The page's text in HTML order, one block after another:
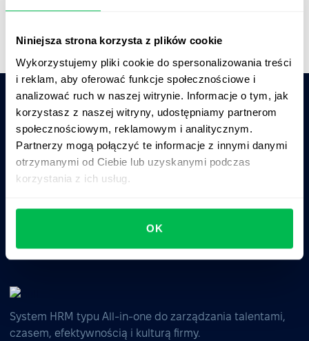
Niniejsza strona korzysta z plików cookie
Wykorzystujemy pliki cookie do spersonalizowania treści
i reklam, aby oferować funkcje społecznościowe i
analizować ruch w naszej witrynie. Informacje o tym, jak
korzystasz z naszej witryny, udostępniamy partnerom
społecznościowym, reklamowym i analitycznym.
Partnerzy mogą połączyć te informacje z innymi danymi
otrzymanymi od Ciebie lub uzyskanymi podczas
korzystania z ich usług.
OK
Krótki przegląd platformy
Zapytaj AI o podsumowanie PeopleForce:
ChatGPT
Claude Perplexity
Business driven. People focused.
System HRM typu All-in-one do zarządzania talentami,
czasem, efektywnością i kulturą firmy.